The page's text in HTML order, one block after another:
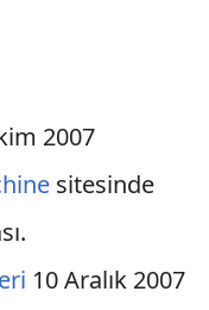
2007
sitesinde
10 Aralık 2007